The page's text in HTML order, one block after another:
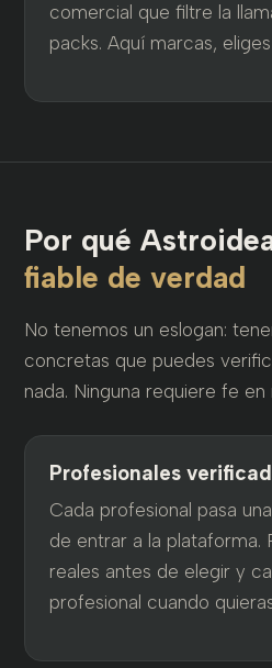
comercial que filtre la
packs. Aquí marcas,
Por qué
fiable de verdad
No tenemos un eslogan:
concretas que puedes
nada. Ninguna requiere fe en
Profesionales
Cada profesional pasa
de entrar a la plataforma.
reales antes de elegir y
profesional cuando